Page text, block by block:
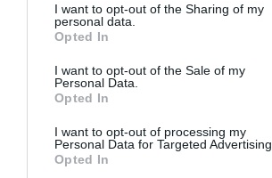
I want to opt-out of the Sharing of my
personal data.
Opted In
I want to opt-out of the Sale of my
Personal Data.
Opted In
I want to opt-out of processing my
Personal Data for Targeted Advertising.
Opted In
Vérifiez la météo dans votre voyage